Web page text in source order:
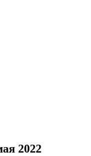
2022